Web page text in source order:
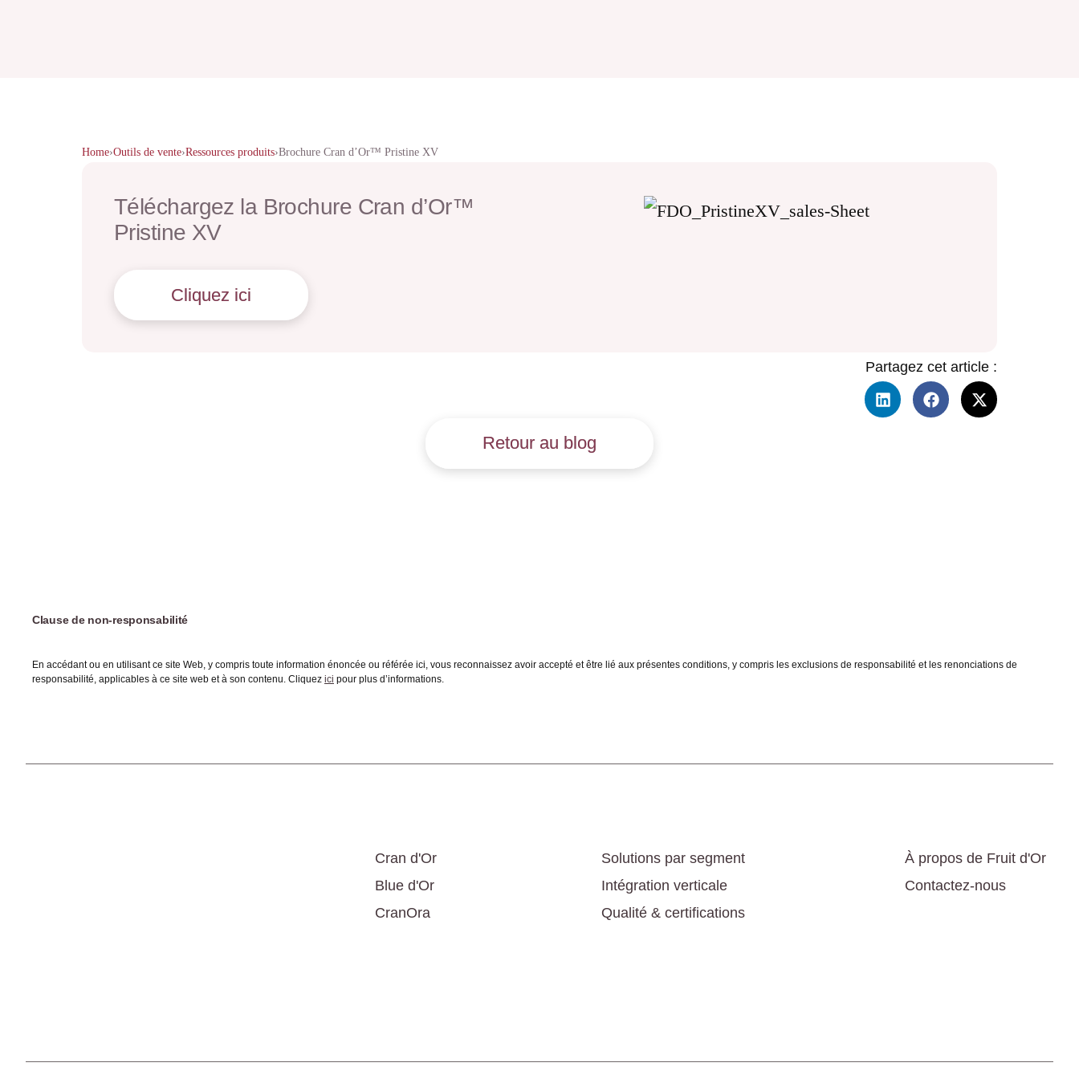
Home›Outils de vente›Ressources produits›Brochure Cran d’Or™ Pristine XV
Téléchargez la Brochure Cran d’Or™
Pristine XV
Cliquez ici
Partagez cet article :
Retour au blog
Clause de non-responsabilité
En accédant ou en utilisant ce site Web, y compris toute information énoncée ou référée ici, vous reconnaissez avoir accepté et être lié aux présentes conditions, y compris les exclusions de responsabilité et les renonciations de
responsabilité, applicables à ce site web et à son contenu. Cliquez ici pour plus d’informations.
Cran d'Or
Blue d'Or
CranOra
Solutions par segment
Intégration verticale
Qualité & certifications
À propos de Fruit d'Or
Contactez-nous